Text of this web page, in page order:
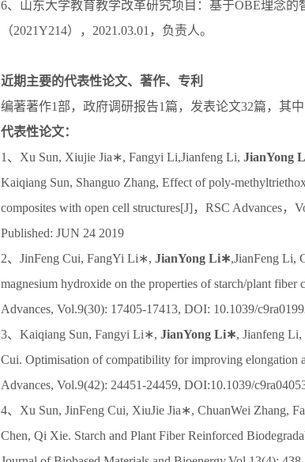
6、山东大学教育教学改革研究项目：基于OBE理念
（2021Y214），2021.03.01，负责人。
近期主要的代表性论文、著作、专利
编著著作1部，政府调研报告1篇，发表论文32篇，其
代表性论文：
1、Xu Sun, Xiujie Jia∗, Fangyi Li,Jianfeng Li, JianYong
Kaiqiang Sun, Shanguo Zhang, Effect of poly-
composites with open cell structures[J]，RSC Advances，
Published: JUN 24 2019
2、JinFeng Cui, FangYi Li∗, JianYong Li∗,JianFeng Li,
magnesium hydroxide on the properties of starch/plant
Advances, Vol.9(30): 17405-17413, DOI: 10.1039/
3、Kaiqiang Sun, Fangyi Li∗, JianYong Li∗, Jianfeng
Cui. Optimisation of compatibility for improving elongation
Advances, Vol.9(42): 24451-24459, DOI:10.1039/
4、Xu Sun, JinFeng Cui, XiuJie Jia∗, ChuanWei Zhang,
Chen, Qi Xie. Starch and Plant Fiber Reinforced